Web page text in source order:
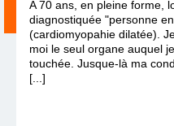
A 70 ans, en pleine forme,
diagnostiquée "personne
(cardiomyopahie dilatée).
moi le seul organe auquel
touchée. Jusque-là ma
[...]